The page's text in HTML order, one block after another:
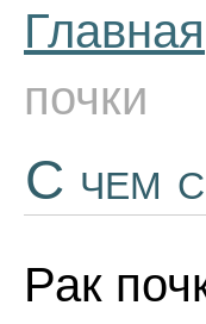
Главная
почки
С чем
Рак